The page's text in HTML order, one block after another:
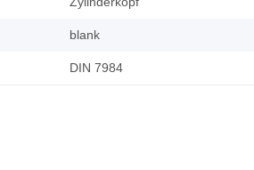
blank
DIN 7984